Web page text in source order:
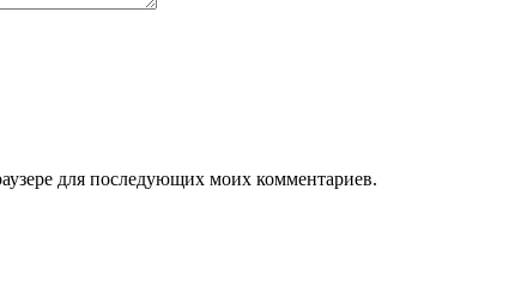
для последующих моих комментариев.